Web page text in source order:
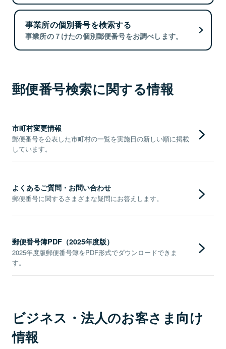
事業所の個別番号を検索する
事業所の７けたの個別郵便番号をお調べします。
郵便番号検索に関する情報
市町村変更情報
郵便番号を公表した市町村の一覧を実施日の新しい順に掲載
しています。
よくあるご質問・お問い合わせ
郵便番号に関するさまざまな疑問にお答えします。
郵便番号簿PDF（2025年度版）
2025年度版郵便番号簿をPDF形式でダウンロードできま
す。
ビジネス・法人のお客さま向け
情報